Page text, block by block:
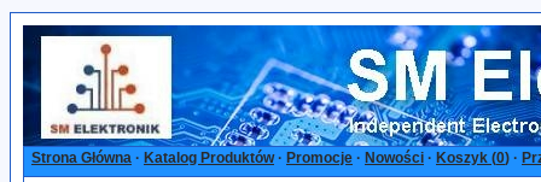
Strona Główna · Katalog Produktów· Promocje · Nowości · Koszyk (0) ·